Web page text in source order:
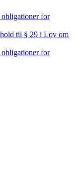
for
til § 29 i Lov om
for